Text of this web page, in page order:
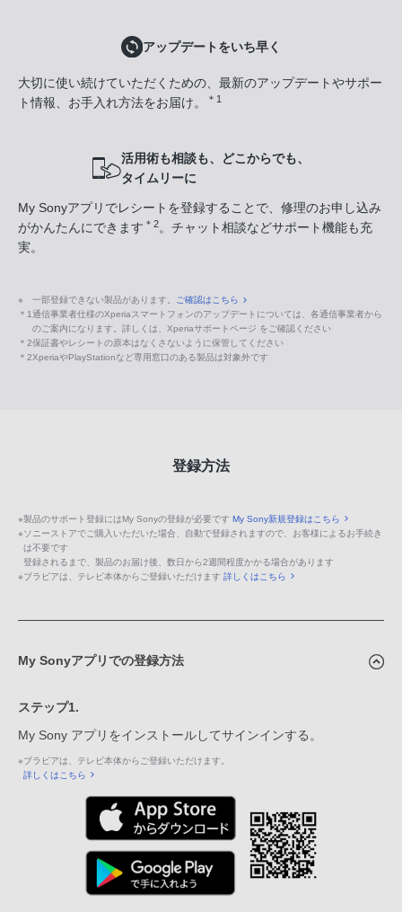
アップデートをいち早く
大切に使い続けていただくための、最新のアップデートやサポー
ト情報、お手入れ方法をお届け。
＊1
活用術も相談も、どこからでも、
タイムリーに
My Sonyアプリでレシートを登録することで、修理のお申し込み
がかんたんにできます ＊2。チャット相談などサポート機能も充
実。
※ 一部登録できない製品があります。 ご確認はこちら
＊1通信事業者仕様のXperiaスマートフォンのアップデートについては、各通信事業者から
のご案内になります。詳しくは、Xperiaサポートページ をご確認ください
＊2保証書やレシートの原本はなくさないように保管してください
＊2XperiaやPlayStationなど専用窓口のある製品は対象外です
登録方法
※製品のサポート登録にはMy Sonyの登録が必要です My Sony新規登録はこちら
※ソニーストアでご購入いただいた場合、自動で登録されますので、お客様によるお手続き
は不要です
登録されるまで、製品のお届け後、数日から2週間程度かかる場合があります
※ブラビアは、テレビ本体からご登録いただけます 詳しくはこちら
My Sonyアプリでの登録方法
ステップ1.
My Sony アプリをインストールしてサインインする。
※ブラビアは、テレビ本体からご登録いただけます。
詳しくはこちら